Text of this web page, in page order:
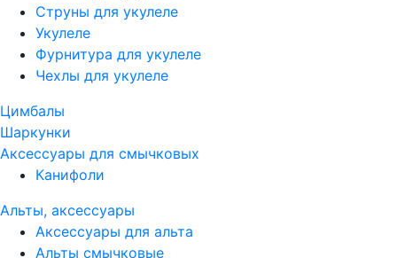
Струны для укулеле
Укулеле
Фурнитура для укулеле
Чехлы для укулеле
Цимбалы
Шаркунки
Аксессуары для смычковых
Канифоли
Альты, аксессуары
Аксессуары для альта
Альты смычковые